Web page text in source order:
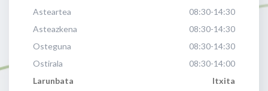
Asteartea
08:30-14:30
Asteazkena
08:30-14:30
Osteguna
08:30-14:30
Ostirala
08:30-14:00
Larunbata
Itxita